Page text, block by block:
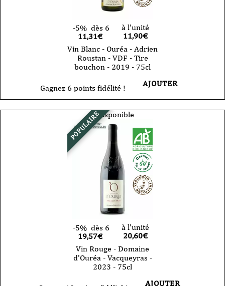
-5% dès 6
11,31€
à l'unité
11,90€
Vin Blanc - Ouréa - Adrien
Roustan - VDF - Tire
bouchon - 2019 - 75cl
Gagnez 6 points fidélité ! AJOUTER
POPULAIREIndisponible
-5% dès 6
19,57€
à l'unité
20,60€
Vin Rouge - Domaine
d'Ouréa - Vacqueyras -
2023 - 75cl
AJOUTER